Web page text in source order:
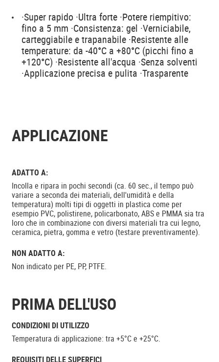
·Super rapido ·Ultra forte ·Potere riempitivo:
fino a 5 mm ·Consistenza: gel ·Verniciabile,
carteggiabile e trapanabile ·Resistente alle
temperature: da -40°C a +80°C (picchi fino a
+120°C) ·Resistente all'acqua ·Senza solventi
·Applicazione precisa e pulita ·Trasparente
APPLICAZIONE
ADATTO A:
Incolla e ripara in pochi secondi (ca. 60 sec., il tempo può
variare a seconda dei materiali, dell'umidità e della
temperatura) molti tipi di oggetti in plastica come per
esempio PVC, polistirene, policarbonato, ABS e PMMA sia tra
loro che in combinazione con diversi materiali tra cui legno,
ceramica, pietra, gomma e vetro (testare preventivamente).
NON ADATTO A:
Non indicato per PE, PP, PTFE.
PRIMA DELL'USO
CONDIZIONI DI UTILIZZO
Temperatura di applicazione: tra +5°C e +25°C.
REQUISITI DELLE SUPERFICI